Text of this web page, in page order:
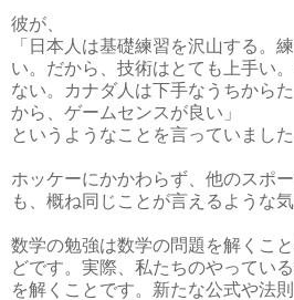
彼が、
「日本人は基礎練習を沢山する。
い。だから、技術はとても上手い
ない。カナダ人は下手なうちから
から、ゲームセンスが良い」
というようなことを言っていました
ホッケーにかかわらず、他のスポ
も、概ね同じことが言えるような気
数学の勉強は数学の問題を解くこ
どです。実際、私たちのやってい
を解くことです。新たな公式や法